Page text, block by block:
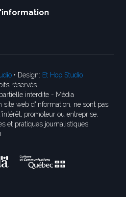
• Design: Et Hop Studio
réservés
interdite - Média
site web d'information, ne sont pas
promoteur ou entreprise.
et pratiques journalistiques